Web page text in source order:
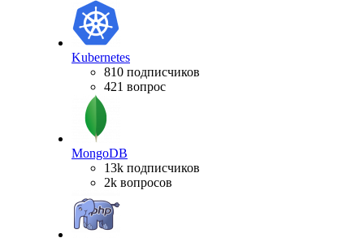
Kubernetes
810 подписчиков
421 вопрос
MongoDB
13k подписчиков
2k вопросов